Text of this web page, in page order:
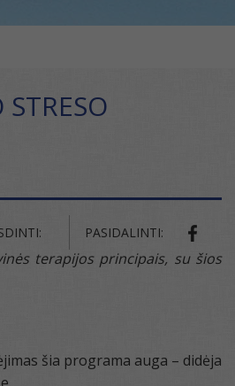
PASIDALINTI:
terapijos principais, su šios
šia programa auga – didėja